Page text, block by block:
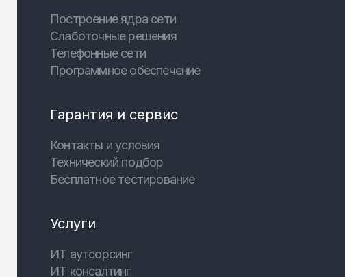
Построение ядра сети
Слаботочные решения
Телефонные сети
Программное обеспечение
Гарантия и сервис
Контакты и условия
Технический подбор
Бесплатное тестирование
Услуги
ИТ аутсорсинг
ИТ консалтинг